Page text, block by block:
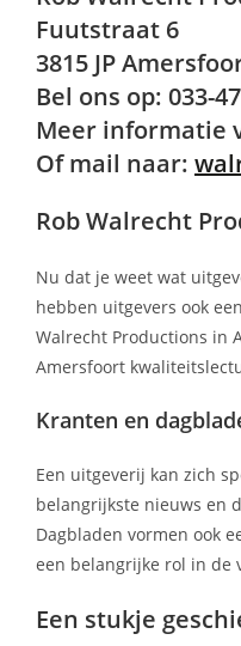
Fuutstraat 6
3815 JP
Bel ons op: 033-
Meer informatie
Of mail naar:
Rob Walrecht
Nu dat je weet wat
hebben uitgevers ook
Walrecht Productions in
Amersfoort
Kranten en
Een uitgeverij kan zich
belangrijkste nieuws en
Dagbladen vormen ook
een belangrijke rol in de
Een stukje